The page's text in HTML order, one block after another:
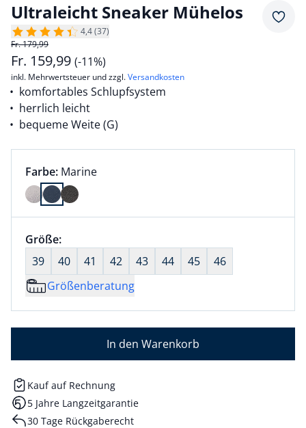
Ultraleicht Sneaker Mühelos
4,4 (37)
Fr. 179,99
Fr. 159,99 (-11%)
inkl. Mehrwertsteuer und zzgl.Versandkosten
komfortables Schlupfsystem
herrlich leicht
bequeme Weite (G)
Farbauswahl:
Farbe: aktuell ausgewählt:
Marine
Farbe Marine ausgewählt
Größenauswahl:
Größe:nichts ausgewählt
39
40 41 42 43 44 45
46
Größenberatung
In den Warenkorb
Kauf auf Rechnung
5 Jahre Langzeitgarantie
30 Tage Rückgaberecht